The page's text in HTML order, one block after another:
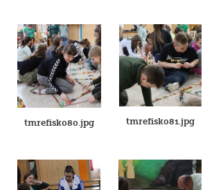
tmrefisk080.jpg tmrefisk081.jpg